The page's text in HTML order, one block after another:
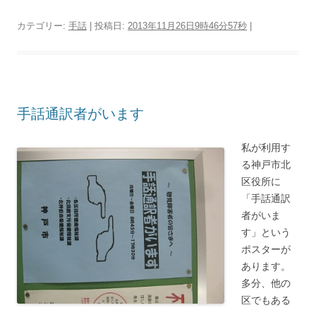
カテゴリー: 手話 | 投稿日: 2013年11月26日9時46分57秒
手話通訳者がいます
私が利用す
る神戸市北
区役所に
「手話通訳
者がいま
す」という
ポスターが
あります。
多分、他の
区でもある